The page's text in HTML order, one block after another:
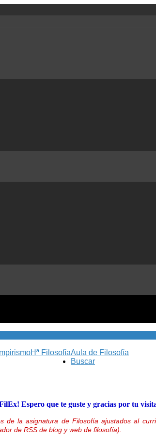
Aula de Filosofía
Hª Filosofía
Buscar
Espero que te guste y gracias por tu
la asignatura de Filosofía ajustados al
de RSS de blog y web de filosofía).